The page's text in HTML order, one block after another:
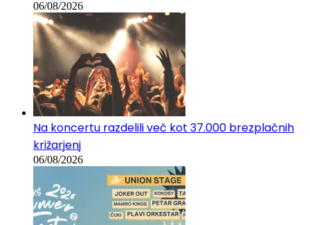
Je aluminij v deodorantu res škodljiv?
06/08/2026
Na koncertu razdelili več kot 37.000 brezplačnih
križarjenj